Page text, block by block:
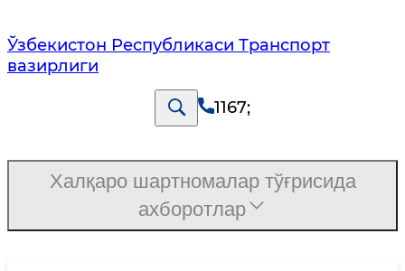
Ўзбекистон Республикаси Транспорт
вазирлиги
1167;
Халқаро шартномалар тўғрисида
ахборотлар